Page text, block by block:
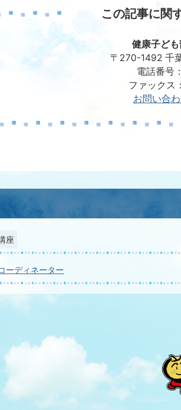
この記事に関
健康子ど
〒270-1492 千
電話番号
ファック
お問い合
座
ーディネーター